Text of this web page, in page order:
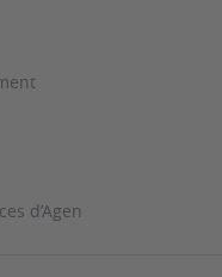
d’Agen